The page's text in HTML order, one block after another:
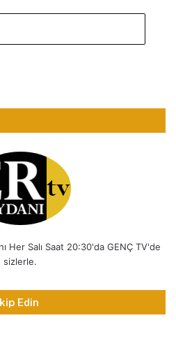
Her Salı Saat 20:30'da GENÇ TV'de
sizlerle.
Edin